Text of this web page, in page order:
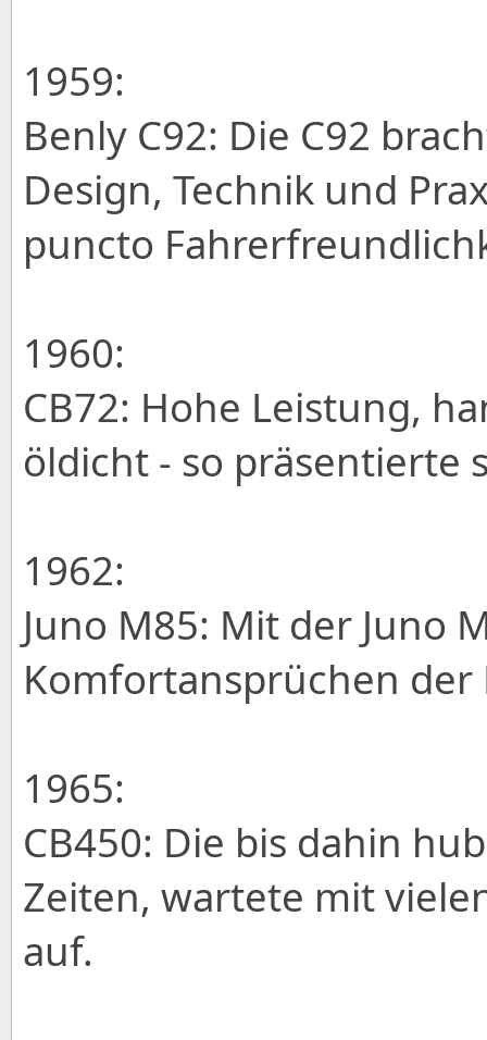
1959:
Benly C92: Die C92
Design, Technik und
puncto
1960:
CB72: Hohe Leistung,
öldicht - so präsentierte
1962:
Juno M85: Mit der Juno
Komfortansprüchen
1965:
CB450: Die bis dahin
Zeiten, wartete mit
auf.